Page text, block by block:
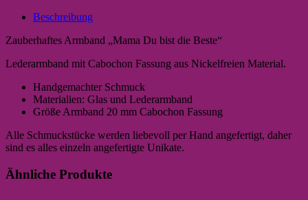
Beschreibung
Zauberhaftes Armband „Mama Du bist die Beste“
Lederarmband mit Cabochon Fassung aus Nickelfreien Material.
Handgemachter Schmuck
Materialien: Glas und Lederarmband
Größe Armband 20 mm Cabochon Fassung
Alle Schmuckstücke werden liebevoll per Hand angefertigt, daher
sind es alles einzeln angefertigte Unikate.
Ähnliche Produkte